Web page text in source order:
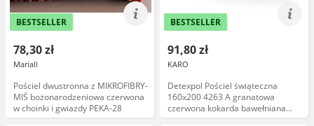
BESTSELLER
78,30 zł
Mariall
Pościel dwustronna z MIKROFIBRY-
MIŚ bożonarodzeniowa czerwona
w choinki i gwiazdy PEKA-28
BESTSELLER
91,80 zł
KARO
Detexpol Pościel świąteczna
160x200 4263 A granatowa
czerwona kokarda bawełniana
Holland Święta 2022